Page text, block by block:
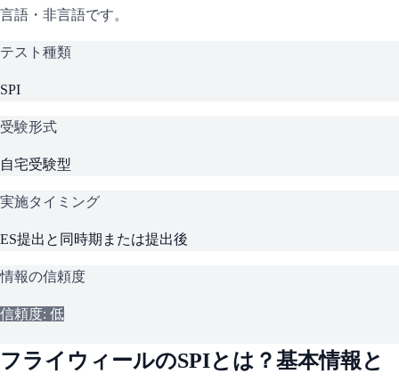
言語・非言語です。
テスト種類
SPI
受験形式
自宅受験型
実施タイミング
ES提出と同時期または提出後
情報の信頼度
信頼度: 低
フライウィールのSPIとは？基本情報と